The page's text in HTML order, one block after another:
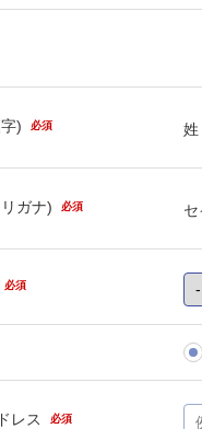
) 必須 姓
ガナ) 必須 セ
必須
レス 必須